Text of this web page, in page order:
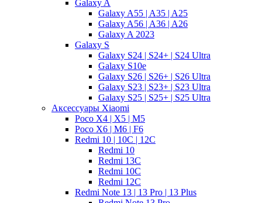
Galaxy A
Galaxy A55 | A35 | A25
Galaxy A56 | A36 | A26
Galaxy A 2023
Galaxy S
Galaxy S24 | S24+ | S24 Ultra
Galaxy S10e
Galaxy S26 | S26+ | S26 Ultra
Galaxy S23 | S23+ | S23 Ultra
Galaxy S25 | S25+ | S25 Ultra
Аксессуары Xiaomi
Poco X4 | X5 | M5
Poco X6 | M6 | F6
Redmi 10 | 10C | 12C
Redmi 10
Redmi 13C
Redmi 10C
Redmi 12C
Redmi Note 13 | 13 Pro | 13 Plus